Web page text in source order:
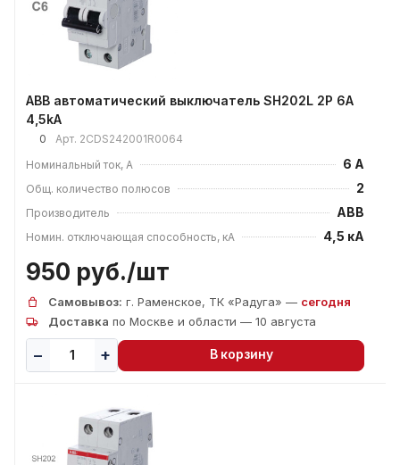
ABB автоматический выключатель SH202L 2P 6А
4,5kA
0 Арт. 2CDS242001R0064
Номинальный ток, А
6 А
Общ. количество полюсов 2
Производитель ABB
Номин. отключающая способность, кА 4,5 кА
950 руб./шт
Самовывоз: г. Раменское, ТК «Радуга» — сегодня
Доставка по Москве и области — 10 августа
В корзину